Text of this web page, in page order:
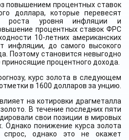
повышением процентных ставок
доллара, которые перевесят
роста уровня инфляции и
процентных ставок ФРС
10-летних американских
инфляции, до самого высокого
Поэтому становится невыгодно
процентного дохода.
курс золота в следующем
в 1600 долларов за унцию.
на котировки драгметалла
В течение последних пяти
свои позиции в мировых
Однако понижение курса золота
спрос, однако это не окажет